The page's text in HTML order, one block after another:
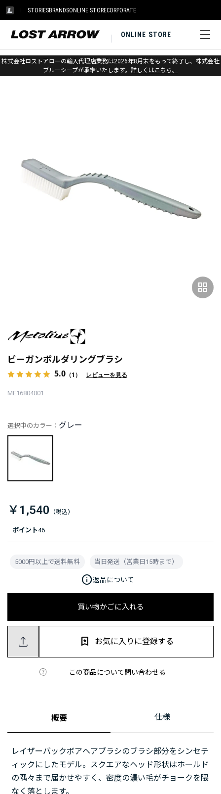
STORIESBRANDSONLINE STORECORPORATE
ONLINE STORE
株式会社ロストアローの輸入代理店業務は2026年8月末をもって終了し、株式会社
ブルーシープが承継いたします。 詳しくはこちら。
ホーム > メトリウス > アクセサリー
grid_view
ビーガンボルダリングブラシ
5.0 （1） レビューを見る
ME16804001
ポイント46
選択中のカラー： グレー
￥1,540
買い物かごに入れる
この商品について問い合わせる
お気に入りに登録する
5000円以上で送料無料 当日発送（営業日15時まで）
info返品について
概要 仕様
レイザーバックボアヘアブラシのブラシ部分をシンセテ
ィックにしたモデル。スクエアなヘッド形状はホールド
の隅々まで届かせやすく、密度の濃い毛がチョークを隈
なく落とします。